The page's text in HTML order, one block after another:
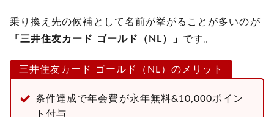
乗り換え先の候補として名前が挙がることが多いのが
「三井住友カード ゴールド（NL）」 です。
三井住友カード ゴールド（NL）のメリット
条件達成で年会費が永年無料&10,000ポイン
ト付与